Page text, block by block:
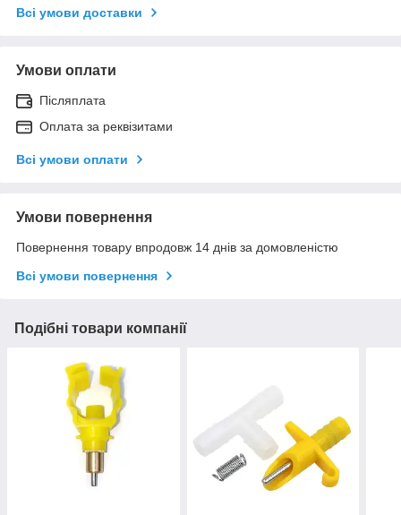
Всі умови доставки
Умови оплати
Післяплата
Оплата за реквізитами
Всі умови оплати
Умови повернення
Повернення товару впродовж 14 днів за домовленістю
Всі умови повернення
Подібні товари компанії